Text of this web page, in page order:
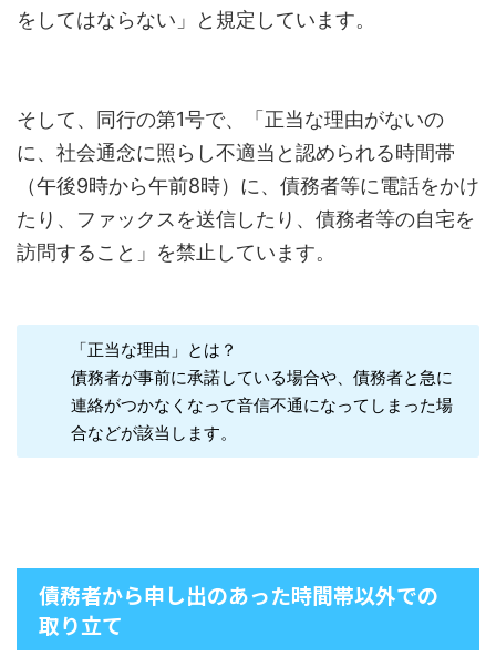
をしてはならない」と規定しています。
そして、同行の第1号で、「正当な理由がないの
に、社会通念に照らし不適当と認められる時間帯
（午後9時から午前8時）に、債務者等に電話をかけ
たり、ファックスを送信したり、債務者等の自宅を
訪問すること」を禁止しています。
「正当な理由」とは？
債務者が事前に承諾している場合や、債務者と急に
連絡がつかなくなって音信不通になってしまった場
合などが該当します。
債務者から申し出のあった時間帯以外での
取り立て